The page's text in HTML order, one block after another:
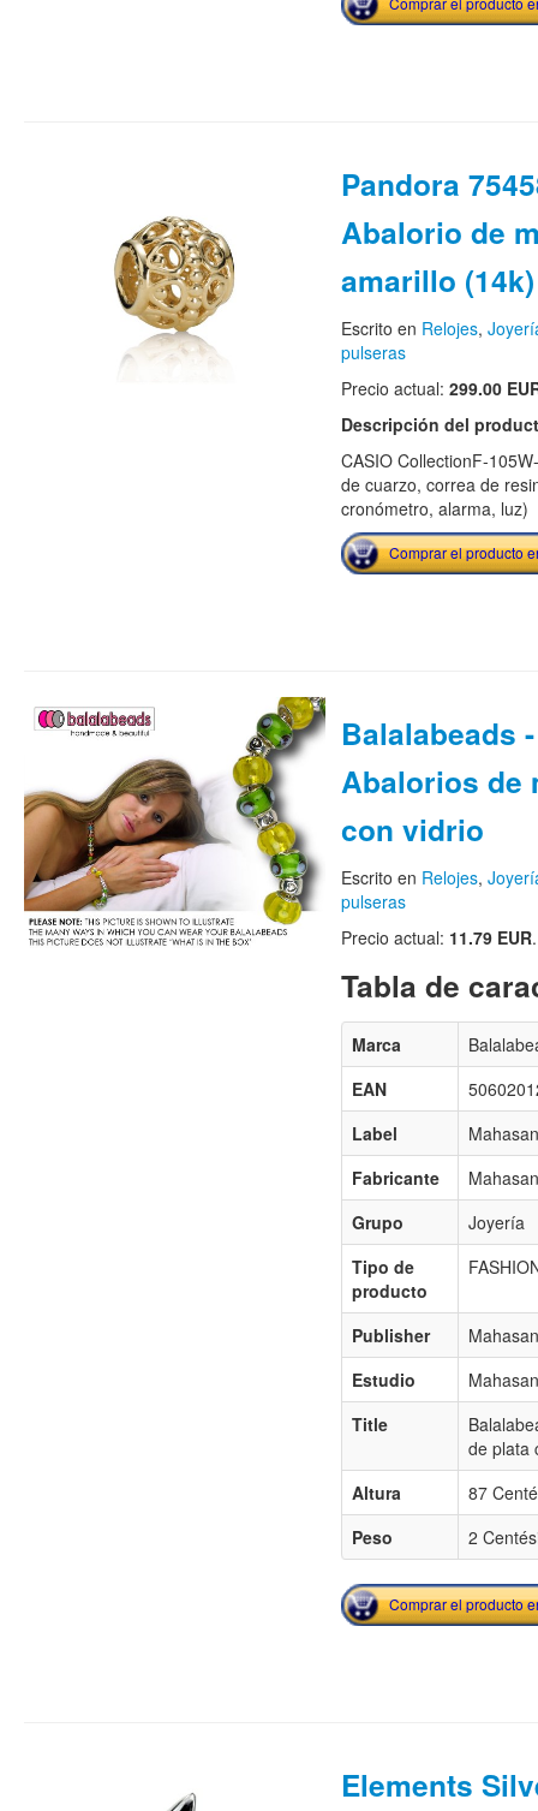
Pandora
Abalorio de
amarillo (14k)
Escrito en Relojes,
pulseras
Precio actual: 299.00
Descripción del
CASIO CollectionF-
de cuarzo, correa de
cronómetro, alarma, luz)
Comprar el producto
Balalabeads
Abalorios de
con vidrio
Escrito en Relojes,
pulseras
Precio actual: 11.79 EUR.
Tabla de
Marca
EAN
Label
Fabricante
Grupo
Joyería
Tipo de
producto
Publisher
Estudio
Title
de plata
Altura
87
Peso
2
Comprar el producto
Elements